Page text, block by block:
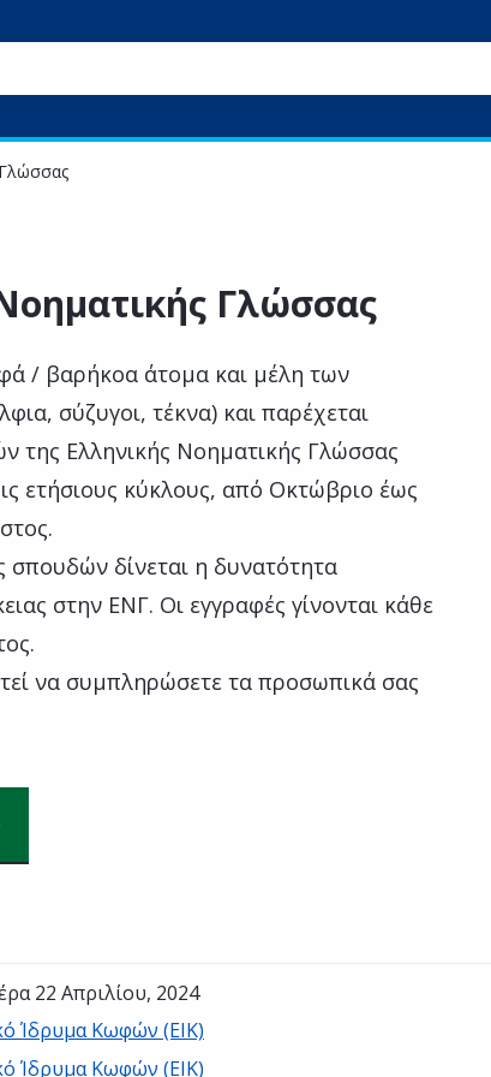
Γλώσσας
/ βαρήκοα άτομα και μέλη των
σύζυγοι, τέκνα) και παρέχεται
Ελληνικής Νοηματικής Γλώσσας
ετήσιους κύκλους, από Οκτώβριο έως
δίνεται η δυνατότητα
στην ΕΝΓ. Οι εγγραφές γίνονται κάθε
να συμπληρώσετε τα προσωπικά σας
22 Απριλίου, 2024
Ίδρυμα Κωφών (ΕΙΚ)
Ίδρυμα Κωφών (ΕΙΚ)